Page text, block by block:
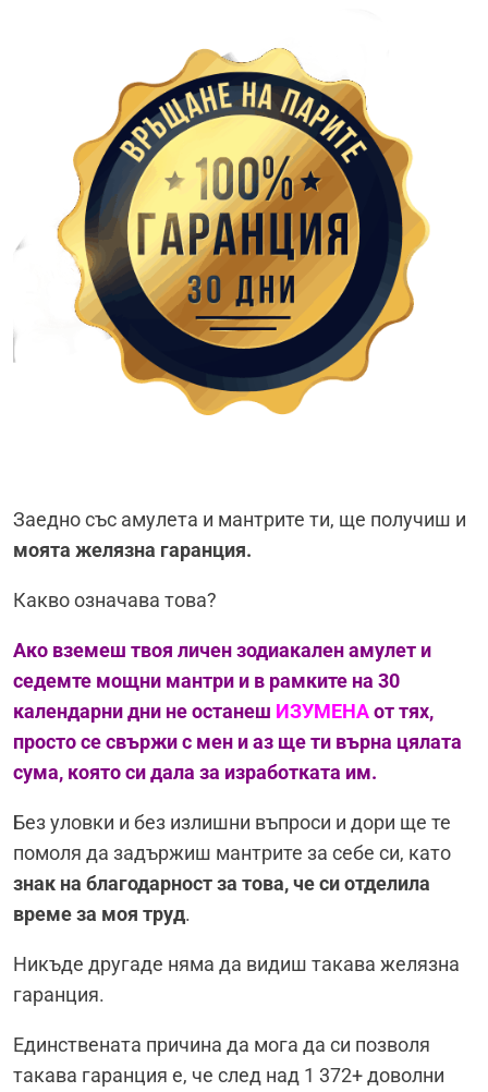
Заедно със амулета и мантрите ти, ще получиш и
моята желязна гаранция.
Какво означава това?
Ако вземеш твоя личен зодиакален амулет и
седемте мощни мантри и в рамките на 30
календарни дни не останеш ИЗУМЕНАот тях,
просто се свържи с мен и аз ще ти върна цялата
сума, която си дала за изработката им.
Без уловки и без излишни въпроси и дори ще те
помоля да задържиш мантрите за себе си, като
знак на благодарност за това, че си отделила
време за моя труд.
Никъде другаде няма да видиш такава желязна
гаранция.
Единствената причина да мога да си позволя
такава гаранция е, че след над 1 372+ доволни